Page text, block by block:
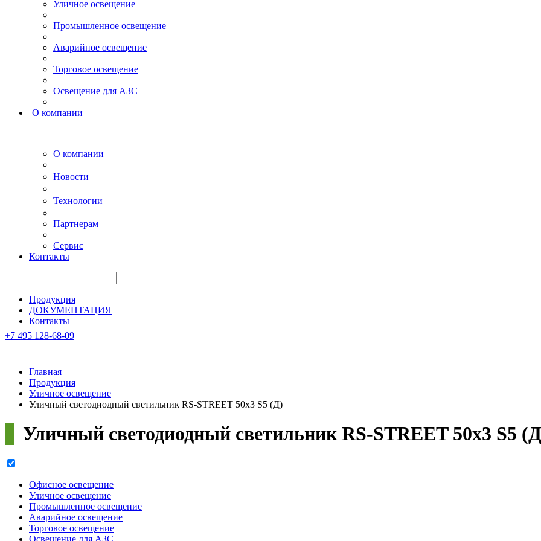
Уличное освещение
Промышленное освещение
Аварийное освещение
Торговое освещение
Освещение для АЗС
О компании
О компании
Новости
Технологии
Партнерам
Сервис
Контакты
Продукция
ДОКУМЕНТАЦИЯ
Контакты
+7 495 128-68-09
Главная
Продукция
Уличное освещение
Уличный светодиодный светильник RS-STREET 50x3 S5 (Д)
Уличный светодиодный светильник RS-STREET 50x3 S5
Офисное освещение
Уличное освещение
Промышленное освещение
Аварийное освещение
Торговое освещение